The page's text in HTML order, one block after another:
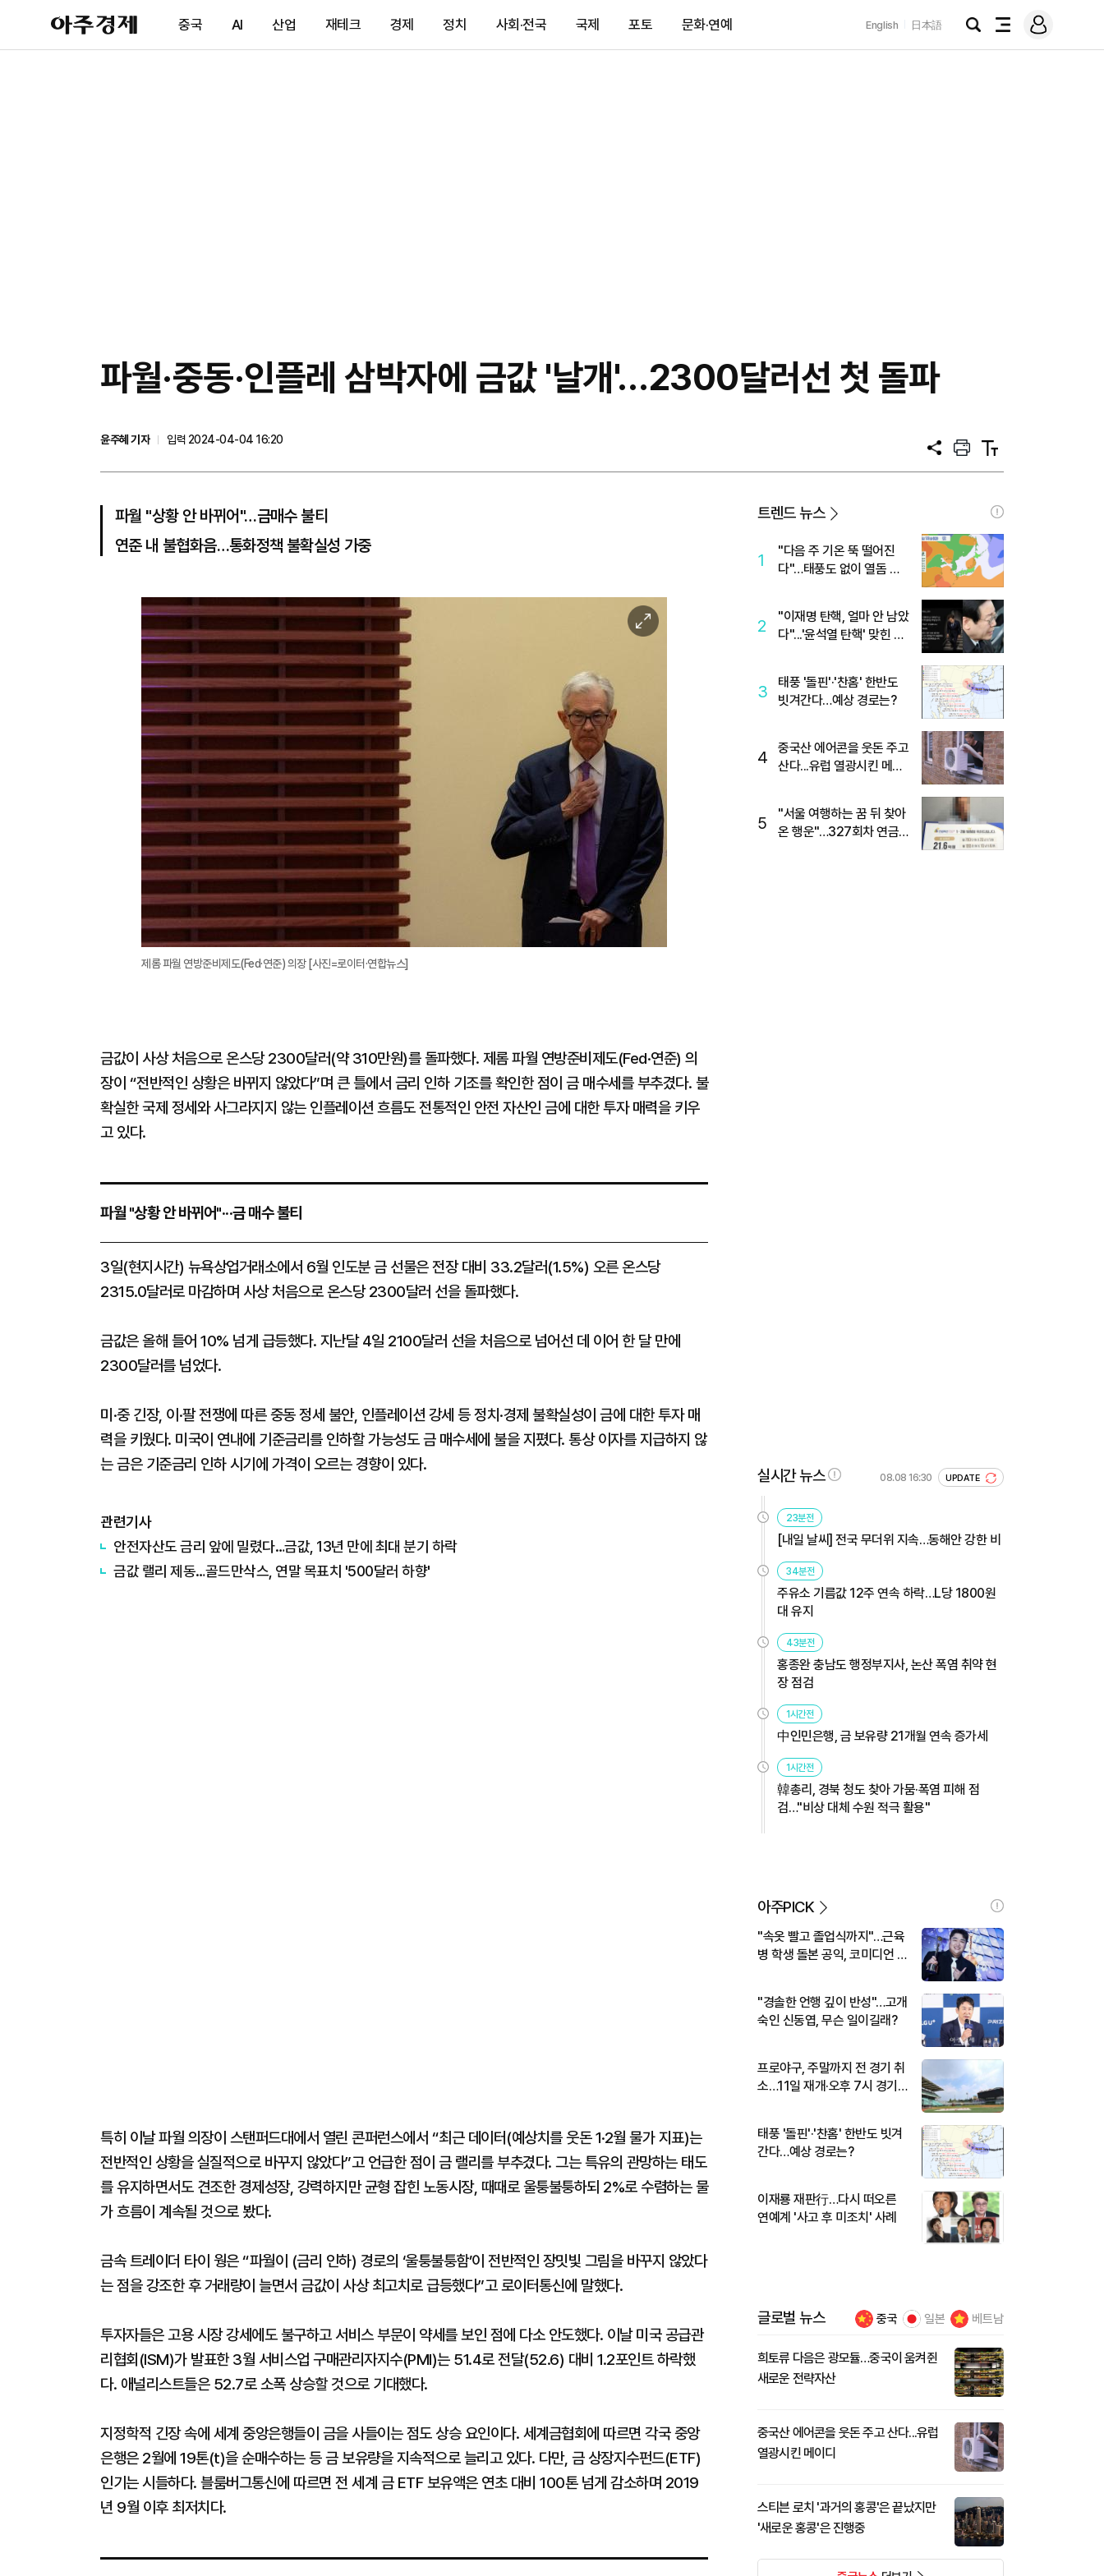
아
주
제
중국 AI 산업 재테크 경제 정치 사회·전국 국제 포토 문화·연예 English 日本語
검
전
메
그
파월·중동·인플레 삼박자에 금값 '날개'…2300달러선 첫 돌파
윤주혜 기자
입력 2024-04-04 16:20
공
프
트
텍
트
파월 "상황 안 바뀌어"…금매수 불티
연준 내 불협화음…통화정책 불확실성 가중
이
미
제롬 파월 연방준비제도(Fed·연준) 의장 [사진=로이터·연합뉴스]
금값이 사상 처음으로 온스당 2300달러(약 310만원)를 돌파했다. 제롬 파월 연방준비제도(Fed·연준) 의
장이 “전반적인 상황은 바뀌지 않았다”며 큰 틀에서 금리 인하 기조를 확인한 점이 금 매수세를 부추겼다. 불
확실한 국제 정세와 사그라지지 않는 인플레이션 흐름도 전통적인 안전 자산인 금에 대한 투자 매력을 키우
고 있다.
파월 "상황 안 바뀌어"···금 매수 불티
3일(현지시간) 뉴욕상업거래소에서 6월 인도분 금 선물은 전장 대비 33.2달러(1.5%) 오른 온스당
2315.0달러로 마감하며 사상 처음으로 온스당 2300달러 선을 돌파했다.
금값은 올해 들어 10% 넘게 급등했다. 지난달 4일 2100달러 선을 처음으로 넘어선 데 이어 한 달 만에
2300달러를 넘었다.
미·중 긴장, 이·팔 전쟁에 따른 중동 정세 불안, 인플레이션 강세 등 정치·경제 불확실성이 금에 대한 투자 매
력을 키웠다. 미국이 연내에 기준금리를 인하할 가능성도 금 매수세에 불을 지폈다. 통상 이자를 지급하지 않
는 금은 기준금리 인하 시기에 가격이 오르는 경향이 있다.
관련기사
안전자산도 금리 앞에 밀렸다…금값, 13년 만에 최대 분기 하락
금값 랠리 제동…골드만삭스, 연말 목표치 '500달러 하향'
특히 이날 파월 의장이 스탠퍼드대에서 열린 콘퍼런스에서 “최근 데이터(예상치를 웃돈 1·2월 물가 지표)는
전반적인 상황을 실질적으로 바꾸지 않았다”고 언급한 점이 금 랠리를 부추겼다. 그는 특유의 관망하는 태도
를 유지하면서도 견조한 경제성장, 강력하지만 균형 잡힌 노동시장, 때때로 울퉁불퉁하되 2%로 수렴하는 물
가 흐름이 계속될 것으로 봤다.
금속 트레이더 타이 웡은 “파월이 (금리 인하) 경로의 ‘울퉁불퉁함’이 전반적인 장밋빛 그림을 바꾸지 않았다
는 점을 강조한 후 거래량이 늘면서 금값이 사상 최고치로 급등했다”고 로이터통신에 말했다.
투자자들은 고용 시장 강세에도 불구하고 서비스 부문이 약세를 보인 점에 다소 안도했다. 이날 미국 공급관
리협회(ISM)가 발표한 3월 서비스업 구매관리자지수(PMI)는 51.4로 전달(52.6) 대비 1.2포인트 하락했
다. 애널리스트들은 52.7로 소폭 상승할 것으로 기대했다.
지정학적 긴장 속에 세계 중앙은행들이 금을 사들이는 점도 상승 요인이다. 세계금협회에 따르면 각국 중앙
은행은 2월에 19톤(t)을 순매수하는 등 금 보유량을 지속적으로 늘리고 있다. 다만, 금 상장지수펀드(ETF)
인기는 시들하다. 블룸버그통신에 따르면 전 세계 금 ETF 보유액은 연초 대비 100톤 넘게 감소하며 2019
년 9월 이후 최저치다.
트렌드 뉴스
1
"다음 주 기온 뚝 떨어진
다"…태풍도 없이 열돔 박
2
"이재명 탄핵, 얼마 안 남았
다"...'윤석열 탄핵' 맞힌 무
3
태풍 '돌핀'·'찬홈' 한반도
빗겨간다…예상 경로는?
4
중국산 에어콘을 웃돈 주고
산다...유럽 열광시킨 메이
5
"서울 여행하는 꿈 뒤 찾아
온 행운"…327회차 연금
실시간 뉴스 08.08 16:30 UPDATE
23분전
[내일 날씨] 전국 무더위 지속…동해안 강한 비
34분전
주유소 기름값 12주 연속 하락…L당 1800원
대 유지
43분전
홍종완 충남도 행정부지사, 논산 폭염 취약 현
장 점검
1시간전
中인민은행, 금 보유량 21개월 연속 증가세
1시간전
韓총리, 경북 청도 찾아 가뭄·폭염 피해 점
검…"비상 대체 수원 적극 활용"
아주PICK
"속옷 빨고 졸업식까지"…근육
병 학생 돌본 공익, 코미디언 김
"경솔한 언행 깊이 반성"…고개
숙인 신동엽, 무슨 일이길래?
프로야구, 주말까지 전 경기 취
소…11일 재개·오후 7시 경기
태풍 '돌핀'·'찬홈' 한반도 빗겨
간다…예상 경로는?
이재룡 재판行…다시 떠오른
연예계 '사고 후 미조치' 사례
글로벌 뉴스 중국 일본 베트남
희토류 다음은 광모듈…중국이 움켜쥔
새로운 전략자산
중국산 에어콘을 웃돈 주고 산다...유럽
열광시킨 메이디
스티븐 로치 '과거의 홍콩'은 끝났지만
'새로운 홍콩'은 진행중